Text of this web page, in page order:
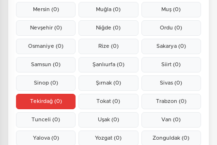
Mersin (0) Muğla(0) Muş(0)
Nevşehir (0) Niğde(0) Ordu(0)
Osmaniye(0) Rize (0) Sakarya (0)
Samsun(0) Şanlıurfa (0) Siirt(0)
Sinop (0) Şırnak (0) Sivas(0)
Tekirdağ (0) Tokat(0) Trabzon (0)
Tunceli(0) Uşak (0) Van(0)
Yalova (0) Yozgat(0) Zonguldak(0)